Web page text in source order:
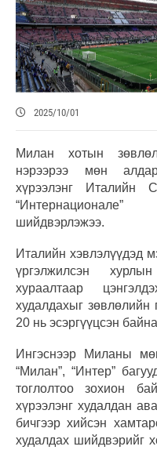
2025/10/01
Милан хотын
нэрээрээ мөн
хүрээлэнг Италийн
шийдвэрлэжээ.
Италийн хэвлэлүүдэд
үргэлжилсэн
хураалтаар
худалдахыг
20 нь эсэргүүцсэн
Ингэснээр Миланы
“Милан”, “Интер”
тоглолтоо зохион
хүрээлэнг худалдан
бичгээр хийсэн
худалдах шийдвэрийг